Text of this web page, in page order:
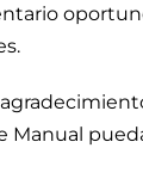
Manual